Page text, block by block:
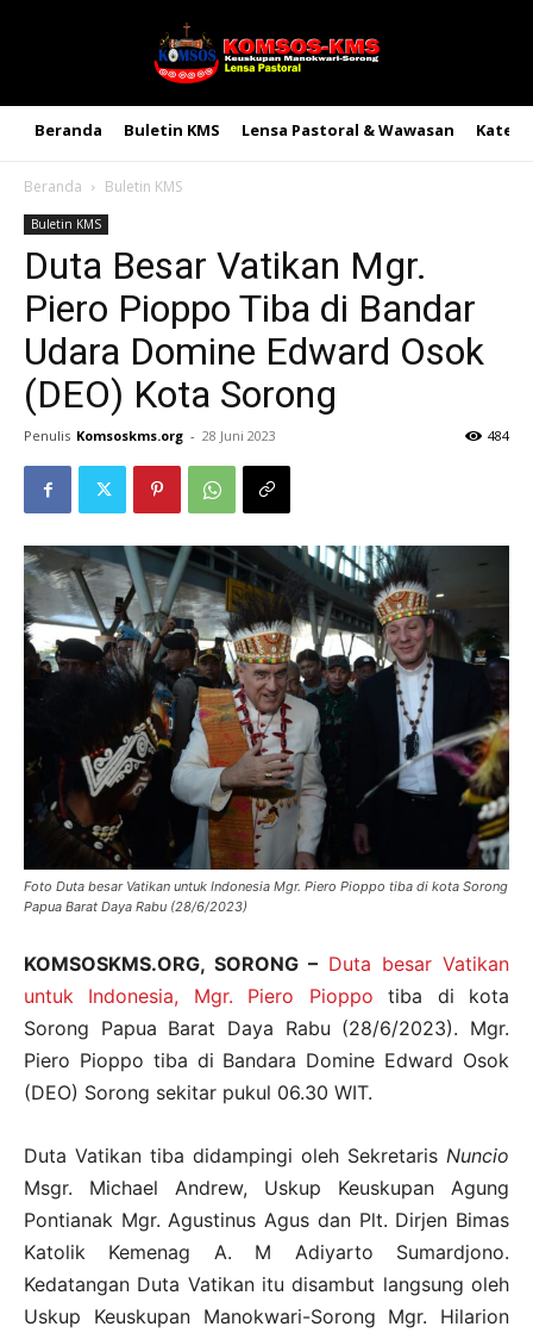
Beranda Buletin KMS Lensa Pastoral & Wawasan
Beranda Buletin KMS
Buletin KMS
Duta Besar Vatikan Mgr.
Piero Pioppo Tiba di Bandar
Udara Domine Edward Osok
(DEO) Kota Sorong
Penulis Komsoskms.org - 28 Juni 2023 484
Foto Duta besar Vatikan untuk Indonesia Mgr. Piero Pioppo tiba di kota Sorong
Papua Barat Daya Rabu (28/6/2023)
KOMSOSKMS.ORG, SORONG – Duta besar Vatikan
untuk Indonesia, Mgr. Piero Pioppo tiba di kota
Sorong Papua Barat Daya Rabu (28/6/2023). Mgr.
Piero Pioppo tiba di Bandara Domine Edward Osok
(DEO) Sorong sekitar pukul 06.30 WIT.
Duta Vatikan tiba didampingi oleh Sekretaris Nuncio
Msgr. Michael Andrew, Uskup Keuskupan Agung
Pontianak Mgr. Agustinus Agus dan Plt. Dirjen Bimas
Katolik Kemenag A. M Adiyarto Sumardjono.
Kedatangan Duta Vatikan itu disambut langsung oleh
Uskup Keuskupan Manokwari-Sorong Mgr. Hilarion